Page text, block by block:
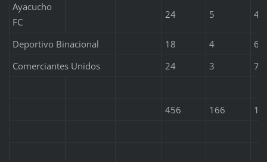
Ayacucho
FC
24 5 4
Deportivo Binacional 18 4
6
Comerciantes Unidos
24 3 7
456 166